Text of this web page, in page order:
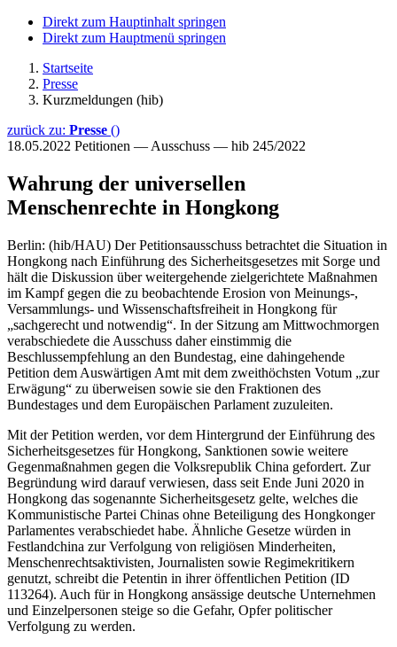
Direkt zum Hauptinhalt springen
Direkt zum Hauptmenü springen
Startseite
Presse
Kurzmeldungen (hib)
zurück zu: Presse ()
18.05.2022 Petitionen — Ausschuss — hib 245/2022
Wahrung der universellen
Menschenrechte in Hongkong
Berlin: (hib/HAU) Der Petitionsausschuss betrachtet die Situation in
Hongkong nach Einführung des Sicherheitsgesetzes mit Sorge und
hält die Diskussion über weitergehende zielgerichtete Maßnahmen
im Kampf gegen die zu beobachtende Erosion von Meinungs-,
Versammlungs- und Wissenschaftsfreiheit in Hongkong für
„sachgerecht und notwendig“. In der Sitzung am Mittwochmorgen
verabschiedete die Ausschuss daher einstimmig die
Beschlussempfehlung an den Bundestag, eine dahingehende
Petition dem Auswärtigen Amt mit dem zweithöchsten Votum „zur
Erwägung“ zu überweisen sowie sie den Fraktionen des
Bundestages und dem Europäischen Parlament zuzuleiten.
Mit der Petition werden, vor dem Hintergrund der Einführung des
Sicherheitsgesetzes für Hongkong, Sanktionen sowie weitere
Gegenmaßnahmen gegen die Volksrepublik China gefordert. Zur
Begründung wird darauf verwiesen, dass seit Ende Juni 2020 in
Hongkong das sogenannte Sicherheitsgesetz gelte, welches die
Kommunistische Partei Chinas ohne Beteiligung des Hongkonger
Parlamentes verabschiedet habe. Ähnliche Gesetze würden in
Festlandchina zur Verfolgung von religiösen Minderheiten,
Menschenrechtsaktivisten, Journalisten sowie Regimekritikern
genutzt, schreibt die Petentin in ihrer öffentlichen Petition (ID
113264). Auch für in Hongkong ansässige deutsche Unternehmen
und Einzelpersonen steige so die Gefahr, Opfer politischer
Verfolgung zu werden.